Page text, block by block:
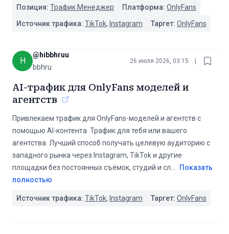
Позиция: Трафик Менеджер Платформа: OnlyFans
Источник трафика: TikTok, Instagram Таргет: OnlyFans
H
@ hibbhruu
bbhru
26 июля 2026, 03:15
AI-трафик для OnlyFans моделей и
агентств
Привлекаем трафик для OnlyFans-моделей и агентств с
помощью AI-контента ‍️ Трафик для тебя или вашего
агентства. Лучший способ получать целевую аудиторию с
западного рынка через Instagram, TikTok и другие
площадки без постоянных съёмок, студий и сл
Показать
полностью
Источник трафика: TikTok, Instagram Таргет: OnlyFans